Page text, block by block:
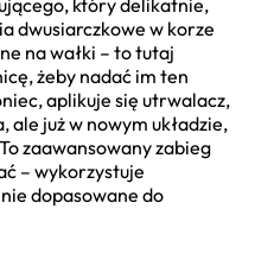
dwusiarczkowe w korze
na wałki – to tutaj
żeby nadać im ten
aplikuje się utrwalacz,
ale już w nowym układzie,
zaawansowany zabieg
– wykorzystuje
dopasowane do